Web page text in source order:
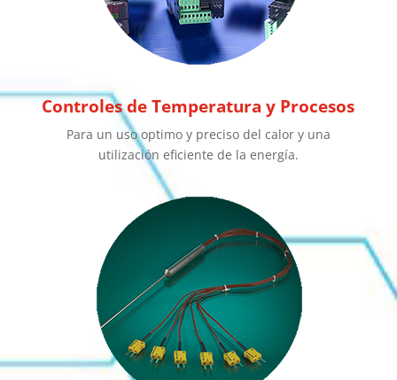
Controles de Temperatura y Procesos
Para un uso optimo y preciso del calor y una
utilización eficiente de la energía.